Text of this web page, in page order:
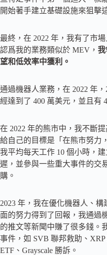
開始著手建立基礎設施來狙擊
最終，在 2022 年，我有了市
認爲我的業務類似於 MEV， 我
望和低效率中獲利。
通過機器人業務，在 2022 年
經達到了 400 萬美元，並且有
在 2022 年的熊市中，我不斷
給自己的目標是「在熊市努力
我平均每天工作 10 個小時，
遲，並參與一些重大事件的交
購。
2023 年，我在優化機器人、
面的努力得到了回報，我通過
的推文等新聞中賺了很多錢。
事件，如 SVB 聯邦救助、
ETF、Grayscale 勝訴。